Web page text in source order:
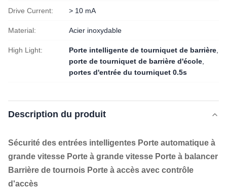
Drive Current: > 10 mA
Material: Acier inoxydable
High Light: Porte intelligente de tourniquet de barrière
porte de tourniquet de barrière d'école
portes d'entrée du tourniquet 0.5s
Description du produit
Sécurité des entrées intelligentes Porte automatique à
grande vitesse Porte à grande vitesse Porte à balancer
Barrière de tournois Porte à accès avec contrôle
d'accès